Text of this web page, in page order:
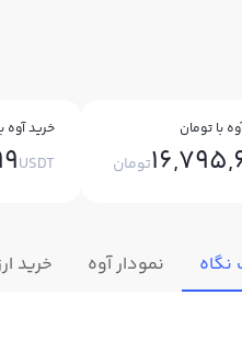
با تومان
تومان
خرید آوه
USDT
نگاه نمودار آوه خرید